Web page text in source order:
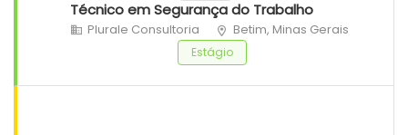
Técnico em Segurança do Trabalho
Plurale Consultoria Betim, Minas Gerais
Estágio